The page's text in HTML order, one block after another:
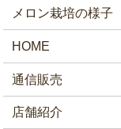
メロン栽培の様子
HOME
通信販売
店舗紹介